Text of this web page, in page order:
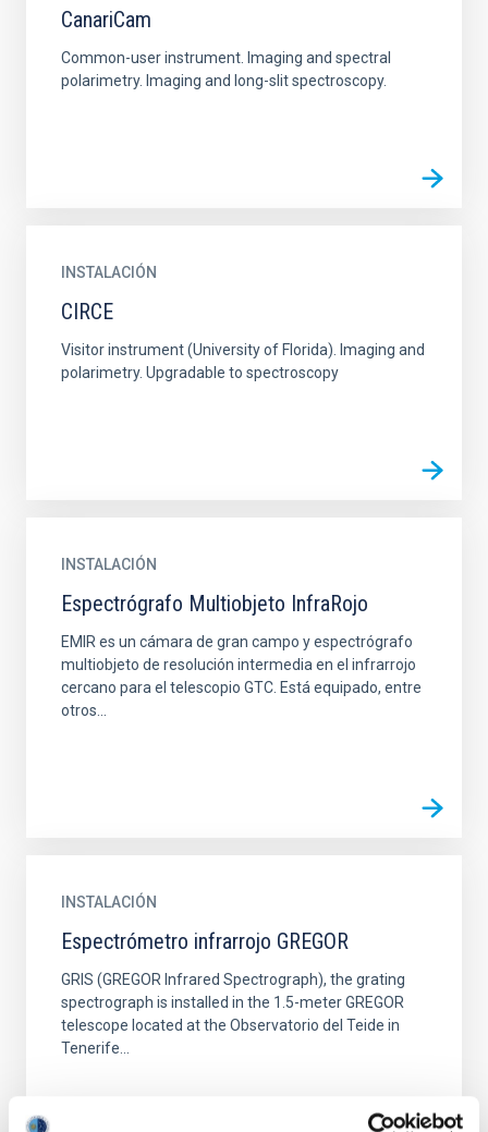
CanariCam
Common-user instrument. Imaging and spectral
polarimetry. Imaging and long-slit spectroscopy.
INSTALACIÓN
CIRCE
Visitor instrument (University of Florida). Imaging and
polarimetry. Upgradable to spectroscopy
INSTALACIÓN
Espectrógrafo Multiobjeto InfraRojo
EMIR es un cámara de gran campo y espectrógrafo
multiobjeto de resolución intermedia en el infrarrojo
cercano para el telescopio GTC. Está equipado, entre
otros...
INSTALACIÓN
Espectrómetro infrarrojo GREGOR
GRIS (GREGOR Infrared Spectrograph), the grating
spectrograph is installed in the 1.5-meter GREGOR
telescope located at the Observatorio del Teide in
Tenerife...